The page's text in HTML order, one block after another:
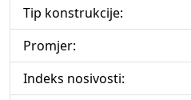
Tip konstrukcije:
Promjer:
Indeks nosivosti: